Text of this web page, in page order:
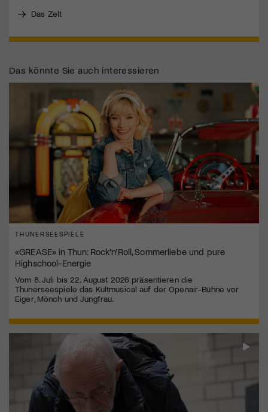
Das Zelt
Das könnte Sie auch interessieren
THUNERSEESPIELE
«GREASE» in Thun: Rock’n’Roll, Sommerliebe und pure
Highschool-Energie
Vom 8. Juli bis 22. August 2026 präsentieren die
Thunerseespiele das Kultmusical auf der Openair-Bühne vor
Eiger, Mönch und Jungfrau.